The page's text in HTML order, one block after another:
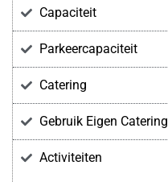
Capaciteit
Parkeercapaciteit
Catering
Gebruik Eigen Catering
Activiteiten